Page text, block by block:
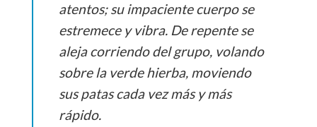
atentos; su impaciente cuerpo se
estremece y vibra. De repente se
aleja corriendo del grupo, volando
sobre la verde hierba, moviendo
sus patas cada vez más y más
rápido.